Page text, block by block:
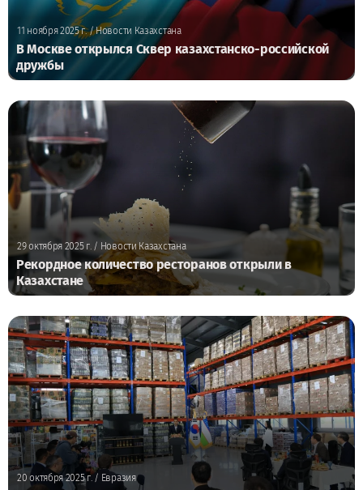
11 ноября 2025 г./ Новости Казахстана
В Москве открылся Сквер казахстанско-российской
дружбы
29 октября 2025 г./ Новости Казахстана
Рекордное количество ресторанов открыли в
Казахстане
20 октября 2025 г./ Евразия